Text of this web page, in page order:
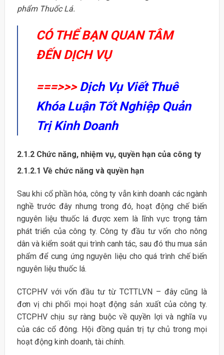
phẩm Thuốc Lá.
CÓ THỂ BẠN QUAN TÂM
ĐẾN DỊCH VỤ
===>>>Dịch Vụ Viết Thuê
Khóa Luận Tốt Nghiệp Quản
Trị Kinh Doanh
2.1.2 Chức năng, nhiệm vụ, quyền hạn của công ty
2.1.2.1 Về chức năng và quyền hạn
Sau khi cổ phần hóa, công ty vẫn kinh doanh các ngành
nghề trước đây nhưng trong đó, hoạt động chế biến
nguyên liệu thuốc lá được xem là lĩnh vực trọng tâm
phát triển của công ty. Công ty đầu tư vốn cho nông
dân và kiểm soát qui trình canh tác, sau đó thu mua sản
phẩm để cung ứng nguyên liệu cho quá trình chế biến
nguyên liệu thuốc lá.
CTCPHV với vốn đầu tư từ TCTTLVN – đây cũng là
đơn vị chi phối mọi hoạt động sản xuất của công ty.
CTCPHV chịu sự ràng buộc về quyền lợi và nghĩa vụ
của các cổ đông. Hội đồng quản trị tự chủ trong mọi
hoạt động kinh doanh, tài chính.